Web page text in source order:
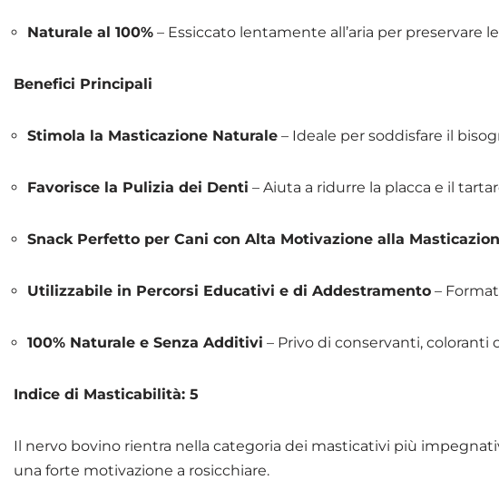
Naturale al 100% – Essiccato lentamente all’aria per preservare
Benefici Principali
Stimola la Masticazione Naturale – Ideale per soddisfare il
Favorisce la Pulizia dei Denti – Aiuta a ridurre la placca e il
Snack Perfetto per Cani con Alta Motivazione alla
Utilizzabile in Percorsi Educativi e di Addestramento –
100% Naturale e Senza Additivi – Privo di conservanti, coloranti
Indice di Masticabilità: 5
Il nervo bovino rientra nella categoria dei masticativi più
una forte motivazione a rosicchiare.